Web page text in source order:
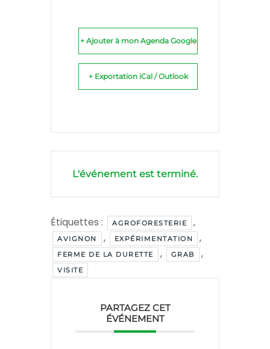
+ Ajouter à mon Agenda Google
+ Exportation iCal / Outlook
L'événement est terminé.
Étiquettes : AGROFORESTERIE ,
AVIGNON , EXPÉRIMENTATION ,
FERME DE LA DURETTE , GRAB ,
VISITE
PARTAGEZ CET
ÉVÉNEMENT